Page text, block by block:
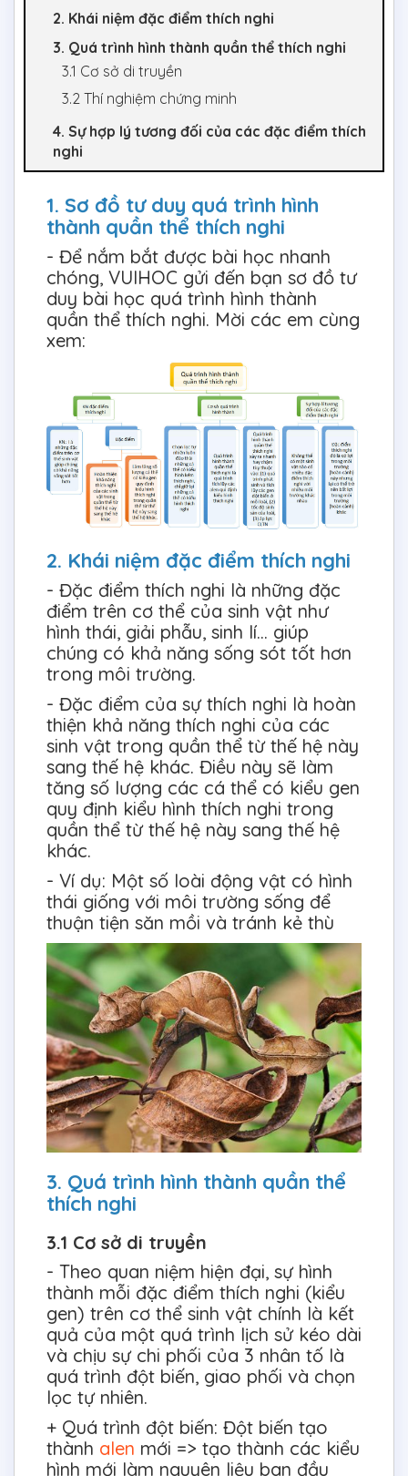
2. Khái niệm đặc điểm thích nghi
3. Quá trình hình thành quần thể thích nghi
3.1 Cơ sở di truyền
3.2 Thí nghiệm chứng minh
4. Sự hợp lý tương đối của các đặc điểm thích
nghi
1. Sơ đồ tư duy quá trình hình
thành quần thể thích nghi
- Để nắm bắt được bài học nhanh
chóng, VUIHOC gửi đến bạn sơ đồ tư
duy bài học quá trình hình thành
quần thể thích nghi. Mời các em cùng
xem:
2. Khái niệm đặc điểm thích nghi
- Đặc điểm thích nghi là những đặc
điểm trên cơ thể của sinh vật như
hình thái, giải phẫu, sinh lí... giúp
chúng có khả năng sống sót tốt hơn
trong môi trường.
- Đặc điểm của sự thích nghi là hoàn
thiện khả năng thích nghi của các
sinh vật trong quần thể từ thế hệ này
sang thế hệ khác. Điều này sẽ làm
tăng số lượng các cá thể có kiểu gen
quy định kiểu hình thích nghi trong
quần thể từ thế hệ này sang thế hệ
khác.
- Ví dụ: Một số loài động vật có hình
thái giống với môi trường sống để
thuận tiện săn mồi và tránh kẻ thù
3. Quá trình hình thành quần thể
thích nghi
3.1 Cơ sở di truyền
- Theo quan niệm hiện đại, sự hình
thành mỗi đặc điểm thích nghi (kiểu
gen) trên cơ thể sinh vật chính là kết
quả của một quá trình lịch sử kéo dài
và chịu sự chi phối của 3 nhân tố là
quá trình đột biến, giao phối và chọn
lọc tự nhiên.
+ Quá trình đột biến: Đột biến tạo
thành alen mới => tạo thành các kiểu
hình mới làm nguyên liệu ban đầu